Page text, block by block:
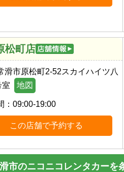
松町店
滑市原松町2-52スカイハイツ八
室
地図
： 09:00-19:00
この店舗で予約する
市のニコニコレンタカーを